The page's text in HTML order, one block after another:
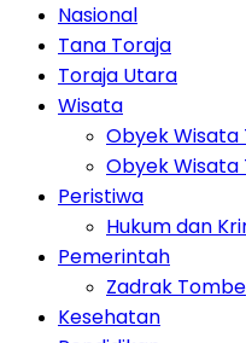
Nasional
Tana Toraja
Toraja Utara
Wisata
Obyek Wisata
Obyek
Peristiwa
Hukum dan
Pemerintah
Zadrak
Kesehatan